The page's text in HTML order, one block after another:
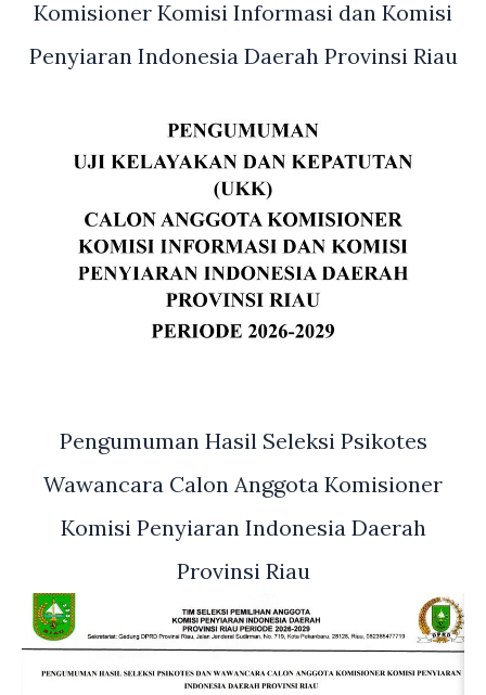
Beberapa
Keramaian
Komisioner Komisi Informasi dan Komisi
Penyiaran Indonesia Daerah Provinsi Riau
Pengumuman Hasil Seleksi Psikotes
Wawancara Calon Anggota Komisioner
Komisi Penyiaran Indonesia Daerah
Provinsi Riau